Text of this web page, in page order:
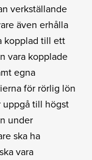
verkställande
även erhålla
kopplad till ett
vara kopplade
egna
för rörlig lön
uppgå till högst
under
ska ha
vara